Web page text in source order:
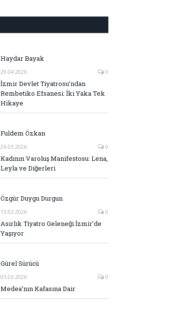
Haydar Bayak
29.04.2026 0
İzmir Devlet Tiyatrosu’ndan
Rembetiko Efsanesi: İki Yaka Tek
Hikaye
Fuldem Özkan
26.03.2026 0
Kadının Varoluş Manifestosu: Lena,
Leyla ve Diğerleri
Özgür Duygu Durgun
13.03.2026 0
Asırlık Tiyatro Geleneği İzmir’de
Yaşıyor
Gürel Sürücü
05.03.2026 0
Medea’nın Kafasına Dair